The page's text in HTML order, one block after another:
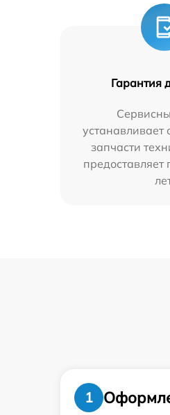
Гарантия
устанавливает
запчасти
1